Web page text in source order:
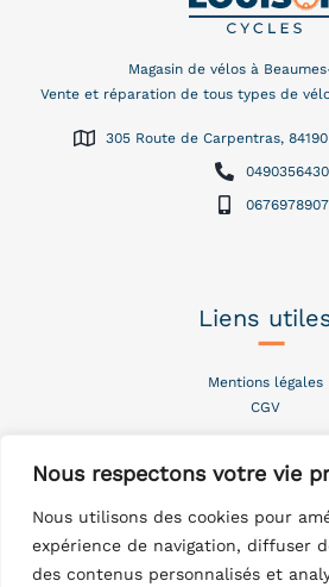
Nous respectons votre vie
Nous utilisons des cookies pour
expérience de navigation, diffuser
des contenus personnalisés et
Magasin de vélos à
Vente et réparation de tous types de
305 Route de Carpentras,
0490356430
0676978907
Liens–
Mentions légales
CGV
Instagram
–